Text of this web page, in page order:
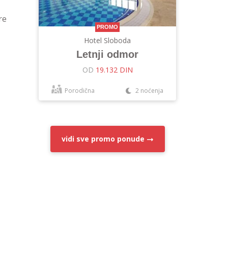
PROMO
Hotel Sloboda
Letnji odmor
OD 19.132 DIN
Porodična 2 noćenja
vidi sve promo ponude